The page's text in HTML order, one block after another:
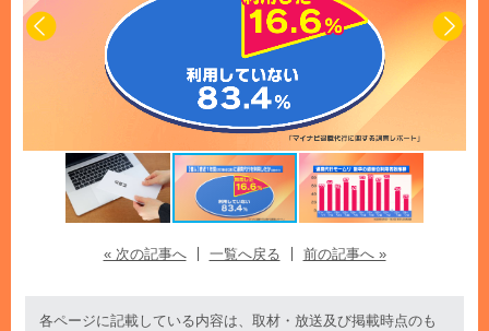
« 次の記事へ 一覧へ戻る 前の記事へ »
各ページに記載している内容は、取材・放送及び掲載時点のも